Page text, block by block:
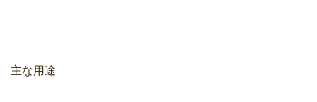
主な用途